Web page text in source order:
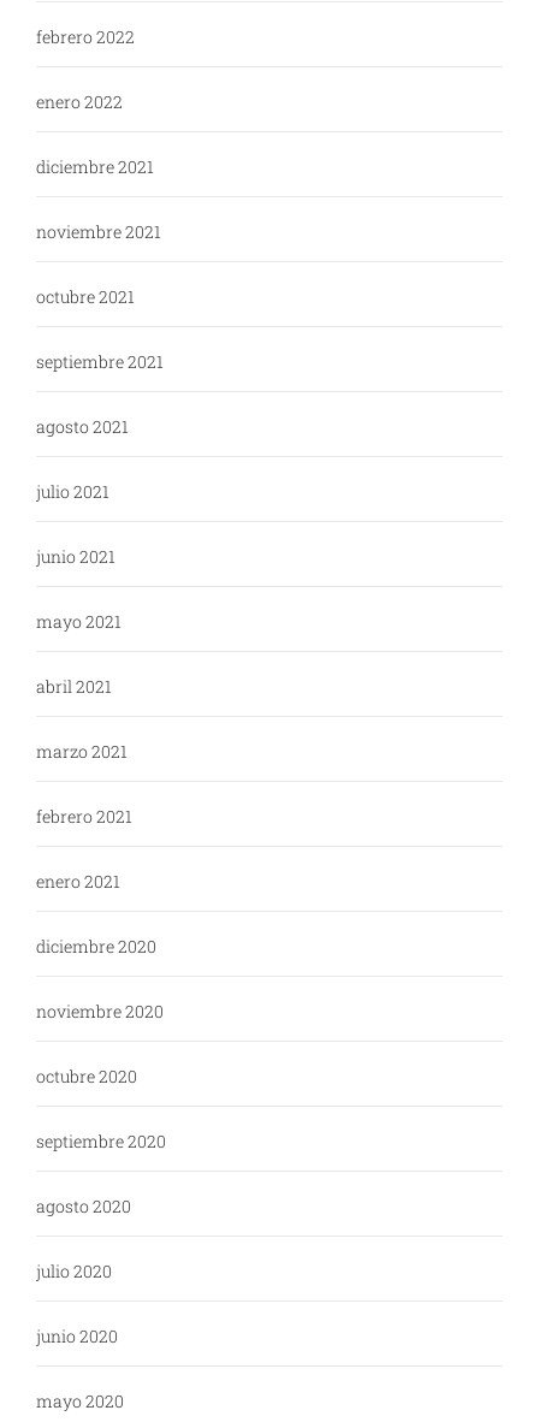
febrero 2022
enero 2022
diciembre 2021
noviembre 2021
octubre 2021
septiembre 2021
agosto 2021
julio 2021
junio 2021
mayo 2021
abril 2021
marzo 2021
febrero 2021
enero 2021
diciembre 2020
noviembre 2020
octubre 2020
septiembre 2020
agosto 2020
julio 2020
junio 2020
mayo 2020